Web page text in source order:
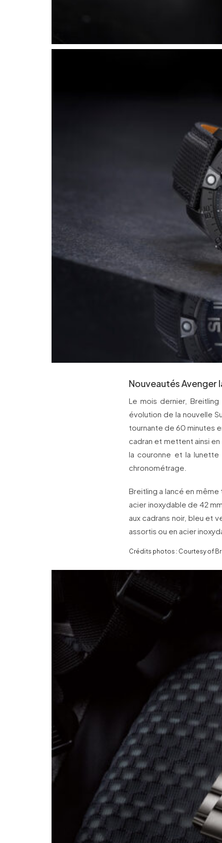
Nouveautés Avenger
Le mois dernier,
évolution de la nouvelle
tournante de 60 minutes
cadran et mettent ainsi
la couronne et la
chronométrage.
Breitling a lancé en
acier inoxydable de 42
aux cadrans noir, bleu et
assortis ou en acier
Crédits photos : Courtesy of